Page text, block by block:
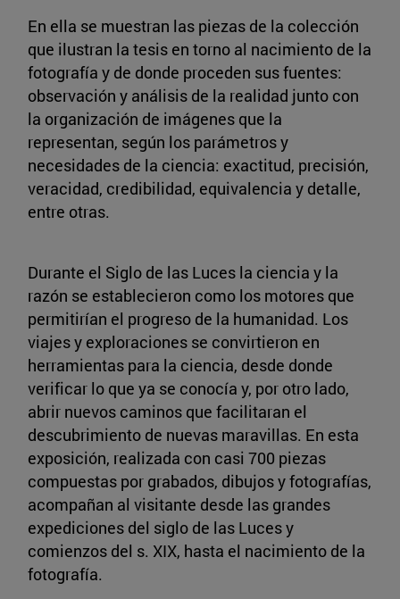
En ella se muestran las piezas de la colección
que ilustran la tesis en torno al nacimiento de la
fotografía y de donde proceden sus fuentes:
observación y análisis de la realidad junto con
la organización de imágenes que la
representan, según los parámetros y
necesidades de la ciencia: exactitud, precisión,
veracidad, credibilidad, equivalencia y detalle,
entre otras.
Durante el Siglo de las Luces la ciencia y la
razón se establecieron como los motores que
permitirían el progreso de la humanidad. Los
viajes y exploraciones se convirtieron en
herramientas para la ciencia, desde donde
verificar lo que ya se conocía y, por otro lado,
abrir nuevos caminos que facilitaran el
descubrimiento de nuevas maravillas. En esta
exposición, realizada con casi 700 piezas
compuestas por grabados, dibujos y fotografías,
acompañan al visitante desde las grandes
expediciones del siglo de las Luces y
comienzos del s. XIX, hasta el nacimiento de la
fotografía.